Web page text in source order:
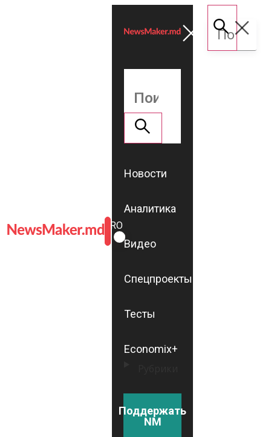
ROMÂNĂ
RU
Новости
Аналитика
Видео
Спецпроекты
Тесты
Economix+
Поддержать
NM